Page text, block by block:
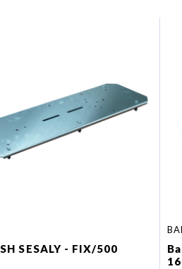
SESALY - FIX/500